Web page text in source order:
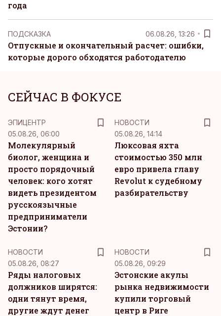
года
ПОДСКАЗКА 06.08.26, 13:26
Отпускные и окончательный расчет: ошибки,
которые дорого обходятся работодателю
СЕЙЧАС В ФОКУСЕ
ЭПИЦЕНТР
05.08.26, 06:00
Молекулярный
биолог, женщина и
просто порядочный
человек: кого хотят
видеть президентом
русскоязычные
предприниматели
Эстонии?
НОВОСТИ
05.08.26, 14:14
Люксовая яхта
стоимостью 350 млн
евро привела главу
Revolut к судебному
разбирательству
НОВОСТИ
05.08.26, 08:27
Ряды налоговых
должников ширятся:
одни тянут время,
другие ждут денег
НОВОСТИ
05.08.26, 09:29
Эстонские акулы
рынка недвижимости
купили торговый
центр в Риге